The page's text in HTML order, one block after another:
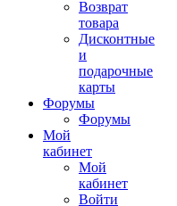
Возврат
товара
Дисконтные
и
подарочные
карты
Форумы
Форумы
Мой
кабинет
Мой
кабинет
Войти